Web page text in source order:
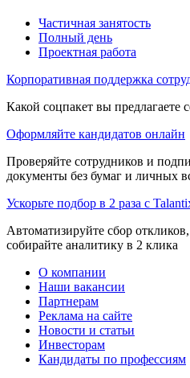
Частичная занятость
Полный день
Проектная работа
Корпоративная поддержка
Какой соцпакет вы предлагаете
Оформляйте кандидатов онлайн
Проверяйте сотрудников и
документы без бумаг и личных
Ускорьте подбор в 2 раза с
Автоматизируйте сбор
собирайте аналитику в 2 клика
О компании
Наши вакансии
Партнерам
Реклама на сайте
Новости и статьи
Инвесторам
Кандидаты по профессиям